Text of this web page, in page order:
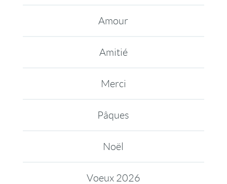
Amour
Amitié
Merci
Pâques
Noël
Voeux 2026